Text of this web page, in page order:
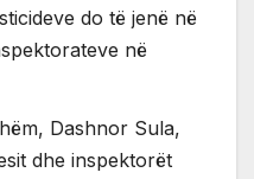
do të jenë në
në
Dashnor Sula,
dhe inspektorët